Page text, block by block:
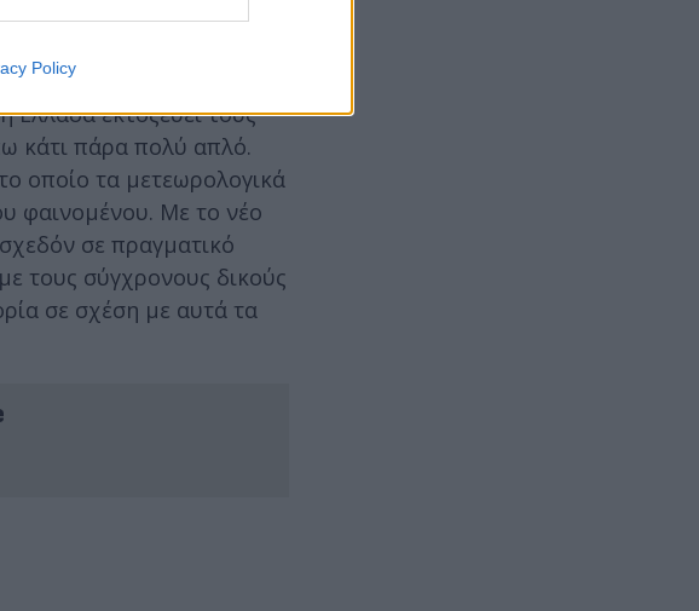
Policy
πέρα να αναπτύξουν
εκτοξεύει τους
κάτι πάρα πολύ απλό.
οποίο τα μετεωρολογικά
φαινομένου. Με το νέο
σε πραγματικό
τους σύγχρονους δικούς
σε σχέση με αυτά τα